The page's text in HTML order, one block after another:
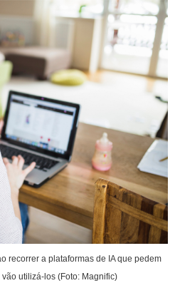
recorrer a plataformas de IA que pedem
utilizá-los (Foto: Magnific)